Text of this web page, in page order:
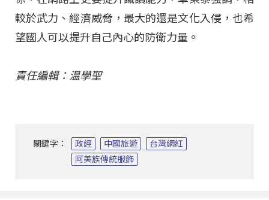
較於武力、經濟威脅，最大的還是文化入侵，也希
望國人可以提升自己內心的防衛力量。
責任編輯：温學聖
關鍵字： 政經 中國旅遊
台灣網紅
阿美族傳統服飾